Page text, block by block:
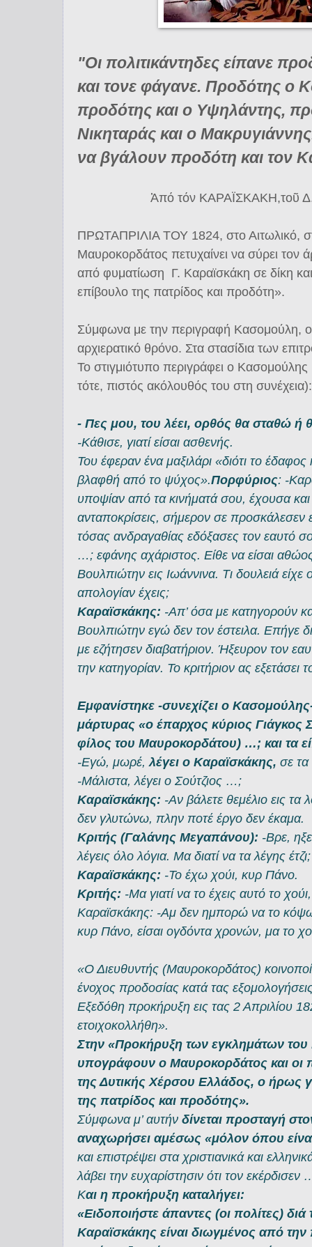
"Οι πολιτικάντηδες είπανε
και τονε φάγανε. Προδότης ο
προδότης και ο Υψηλάντης,
Νικηταράς και ο
να βγάλουν προδότη και τον
Ἀπό τόν ΚΑΡΑΪΣΚΑΚΗ,τοῦ
ΠΡΩΤΑΠΡΙΛΙΑ ΤΟΥ 1824, στο Αιτωλικό,
Μαυροκορδάτος πετυχαίνει να σύρει τον
από φυματίωση Γ. Καραϊσκάκη σε δίκη
επίβουλο της πατρίδος και προδότη».
Σύμφωνα με την περιγραφή Κασομούλη, ο
αρχιερατικό θρόνο. Στα στασίδια των
Το στιγμιότυπο περιγράφει ο
τότε, πιστός ακόλουθός του στη συνέχεια):
- Πες μου, του λέει, ορθός θα σταθώ ή
-Κάθισε, γιατί είσαι ασθενής.
Του έφεραν ένα μαξιλάρι «διότι το
βλαφθή από το ψύχος».Πορφύριος: -
υποψίαν από τα κινήματά σου, έχουσα
ανταποκρίσεις, σήμερον σε προσκάλεσεν
τόσας ανδραγαθίας εδόξασες τον εαυτό
…; εφάνης αχάριστος. Είθε να είσαι
Βουλπιώτην εις Ιωάννινα. Τι δουλειά είχε
απολογίαν έχεις;
Καραϊσκάκης: -Απ’ όσα με κατηγορούν
Βουλπιώτην εγώ δεν τον έστειλα. Επήγε
με εζήτησεν διαβατήριον. Ήξευρον τον
την κατηγορίαν. Το κριτήριον ας
Εμφανίστηκε -συνεχίζει ο
μάρτυρας «ο έπαρχος κύριος Γιάγκος
φίλος του Μαυροκορδάτου) …; και τα
-Εγώ, μωρέ, λέγει ο Καραϊσκάκης, σε τα
-Μάλιστα, λέγει ο Σούτζιος …;
Καραϊσκάκης: -Αν βάλετε θεμέλιο εις
δεν γλυτώνω, πλην ποτέ έργο δεν έκαμα.
Κριτής (Γαλάνης Μεγαπάνου): -Βρε,
λέγεις όλο λόγια. Μα διατί να τα λέγης
Καραϊσκάκης: -Το έχω χούι, κυρ Πάνο.
Κριτής: -Μα γιατί να το έχεις αυτό το
Καραϊσκάκης: -Αμ δεν ημπορώ να το
κυρ Πάνο, είσαι ογδόντα χρονών, μα το
«Ο Διευθυντής (Μαυροκορδάτος)
ένοχος προδοσίας κατά τας
Εξεδόθη προκήρυξη εις τας 2 Απριλίου
ετοιχοκολλήθη».
Στην «Προκήρυξη των εγκλημάτων
υπογράφουν ο Μαυροκορδάτος και οι
της Δυτικής Χέρσου Ελλάδος, ο ήρως
της πατρίδος και προδότης».
Σύμφωνα μ’ αυτήν δίνεται προσταγή
αναχωρήσει αμέσως «μόλον όπου
και επιστρέψει στα χριστιανικά και
λάβει την ευχαρίστησιν ότι τον εκέρδισεν
Και η προκήρυξη καταλήγει:
«Ειδοποιήστε άπαντες (οι πολίτες)
Καραϊσκάκης είναι διωγμένος από την